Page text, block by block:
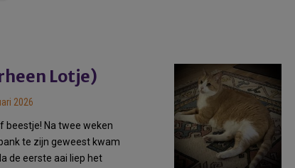
Lotje)
2026
beestje! Na twee weken
te zijn geweest kwam
de eerste aai liep het